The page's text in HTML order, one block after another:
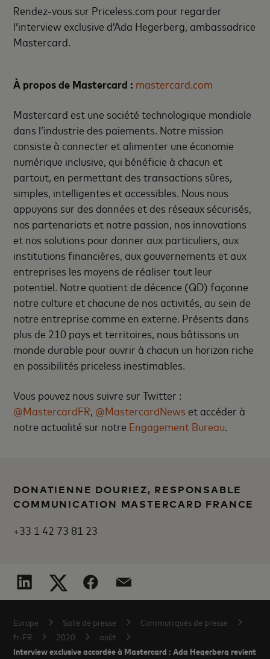
Rendez-vous sur Priceless.com pour regarder
l’interview exclusive d’Ada Hegerberg, ambassadrice
Mastercard.
À propos de Mastercard : mastercard.com
Mastercard est une société technologique mondiale
dans l’industrie des paiements. Notre mission
consiste à connecter et alimenter une économie
numérique inclusive, qui bénéficie à chacun et
partout, en permettant des transactions sûres,
simples, intelligentes et accessibles. Nous nous
appuyons sur des données et des réseaux sécurisés,
nos partenariats et notre passion, nos innovations
et nos solutions pour donner aux particuliers, aux
institutions financières, aux gouvernements et aux
entreprises les moyens de réaliser tout leur
potentiel. Notre quotient de décence (QD) façonne
notre culture et chacune de nos activités, au sein de
notre entreprise comme en externe. Présents dans
plus de 210 pays et territoires, nous bâtissons un
monde durable pour ouvrir à chacun un horizon riche
en possibilités priceless inestimables.
Vous pouvez nous suivre sur Twitter :
@MastercardFR, @MastercardNews et accéder à
notre actualité sur notre Engagement Bureau.
DONATIENNE DOURIEZ, RESPONSABLE
COMMUNICATION MASTERCARD FRANCE
+33 1 42 73 81 23
Europe Salle de presse
Communiqués de presse
fr-FR
2020 août
Interview exclusive accordée à Mastercard : Ada Hegerberg revient